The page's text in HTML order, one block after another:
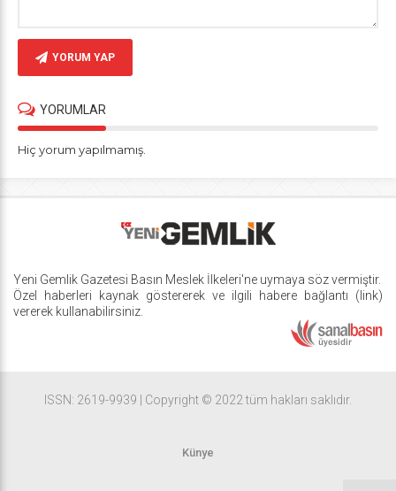
YORUM YAP
YORUMLAR
Hiç yorum yapılmamış.
Yeni Gemlik Gazetesi Basın Meslek İlkeleri'ne uymaya söz vermiştir.
Özel haberleri kaynak göstererek ve ilgili habere bağlantı (link)
vererek kullanabilirsiniz.
ISSN: 2619-9939 | Copyright © 2022 tüm hakları saklıdır.
Künye